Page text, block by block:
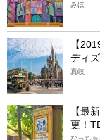
みほ
【
ディ
真岐
【最
更！
なっちゃ